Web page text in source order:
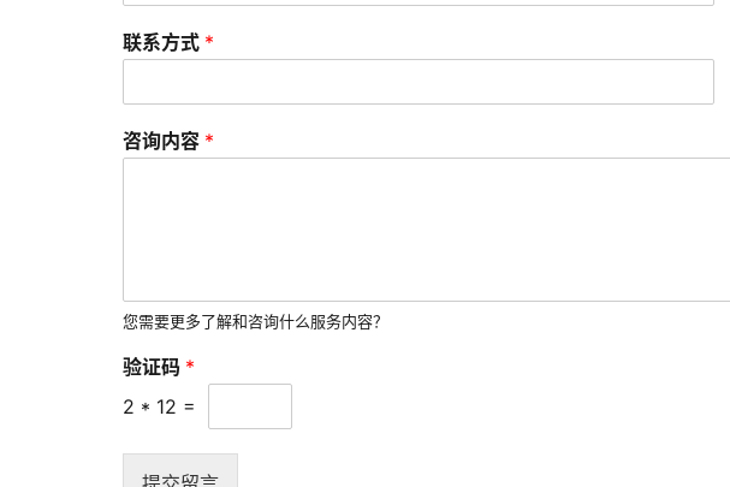
联系方式 *
咨询内容 *
您需要更多了解和咨询什么服务内容？
验证码 *
2 * 12 =